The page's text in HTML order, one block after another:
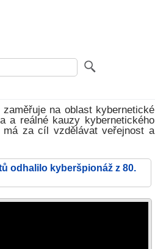
na oblast kybernetické
a reálné kauzy kybernetického
za cíl vzdělávat veřejnost a
odhalilo kyberšpionáž z 80.